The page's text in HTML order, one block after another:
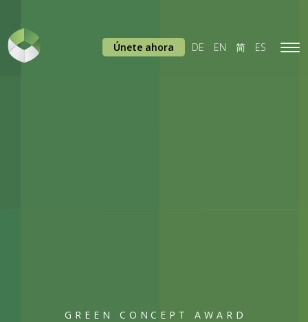
GREEN CONCEPT AWARD
Únete ahora DE EN 简 ES